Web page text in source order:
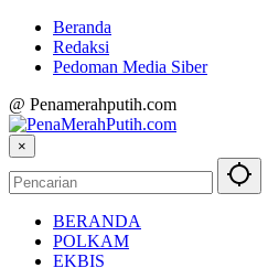
Beranda
Redaksi
Pedoman Media Siber
@ Penamerahputih.com
×
BERANDA
POLKAM
EKBIS